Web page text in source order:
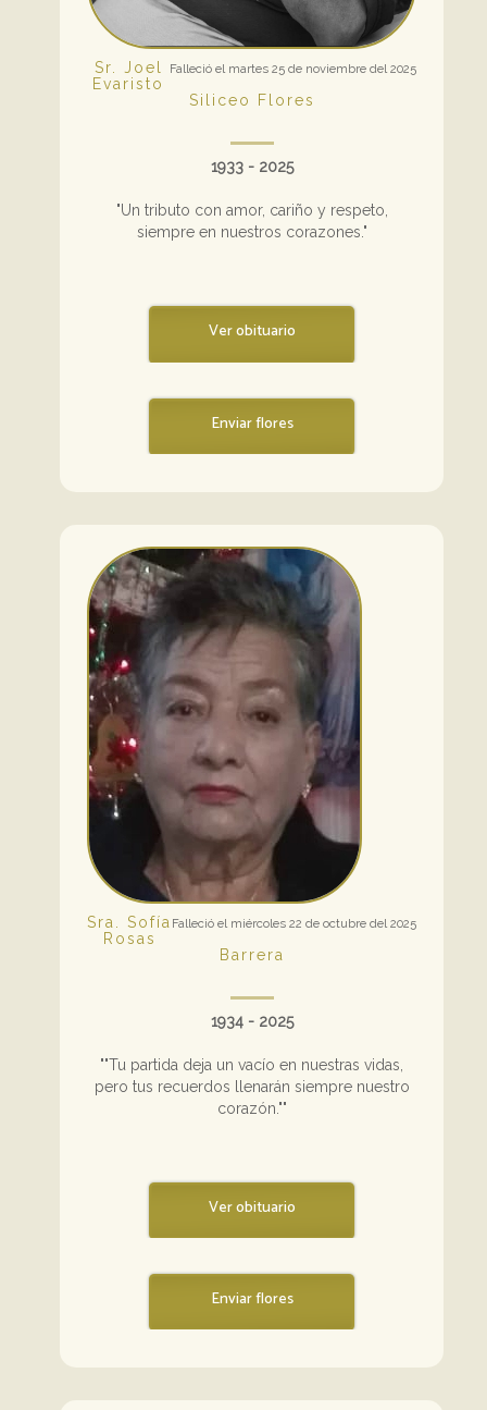
Falleció el martes 25 de noviembre del 2025
Sr. Joel
Evaristo
Siliceo Flores
1933 - 2025
"Un tributo con amor, cariño y respeto,
siempre en nuestros corazones."
Ver obituario
Enviar flores
Falleció el miércoles 22 de octubre del 2025
Sra. Sofía
Rosas
Barrera
1934 - 2025
""Tu partida deja un vacío en nuestras vidas,
pero tus recuerdos llenarán siempre nuestro
corazón.""
Ver obituario
Enviar flores